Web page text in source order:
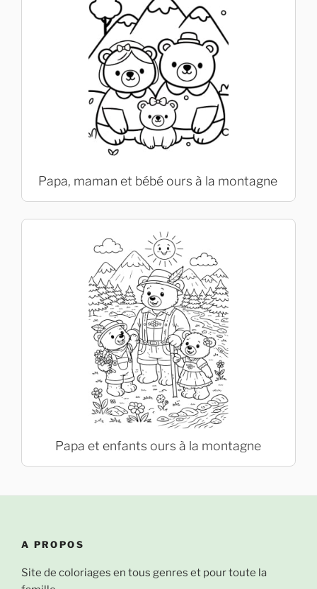
Papa, maman et bébé ours à la montagne
Papa et enfants ours à la montagne
A PROPOS
Site de coloriages en tous genres et pour toute la